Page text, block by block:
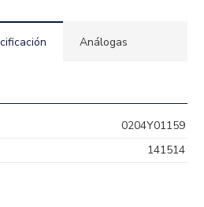
Análogas
0204Y01159
141514